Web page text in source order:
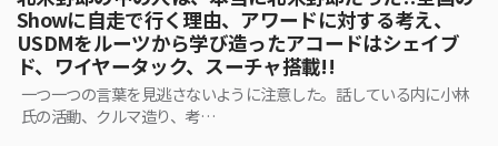
Showに自走で行く理由、アワードに対する考え、
USDMをルーツから学び造ったアコードはシェイブ
ド、ワイヤータック、スーチャ搭載!!
一つ一つの言葉を見逃さないように注意した。話している内に小林
氏の活動、クルマ造り、考…